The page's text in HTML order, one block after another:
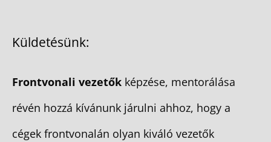
Küldetésünk:
Frontvonali vezetők képzése, mentorálása
révén hozzá kívánunk járulni ahhoz, hogy a
cégek frontvonalán olyan kiváló vezetők